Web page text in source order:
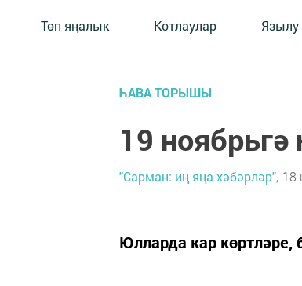
Төп яңалык Котлаулар Язылу
ҺАВА ТОРЫШЫ
19
"Сарман: иң яңа хәбәрләр", 18
Юлларда кар